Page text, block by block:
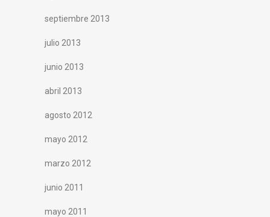
septiembre 2013
julio 2013
junio 2013
abril 2013
agosto 2012
mayo 2012
marzo 2012
junio 2011
mayo 2011